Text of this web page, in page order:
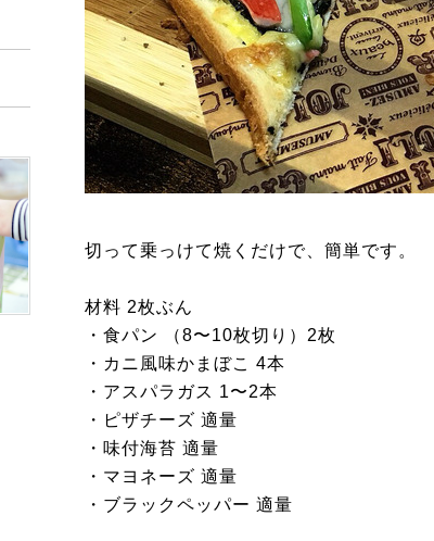
切って乗っけて焼くだけで、簡単です。
材料 2枚ぶん
・食パン （8〜10枚切り）2枚
・カニ風味かまぼこ 4本
・アスパラガス 1〜2本
・ピザチーズ 適量
・味付海苔 適量
・マヨネーズ 適量
・ブラックペッパー 適量